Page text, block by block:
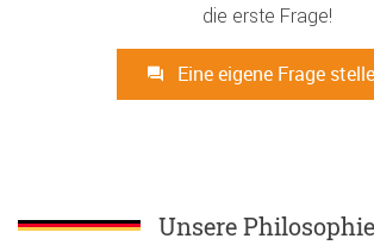
die erste Frage!
Eine eigene Frage
Unsere Philosophie